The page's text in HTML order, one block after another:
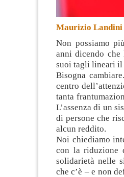
Maurizio Landini
Non possiamo
anni dicendo
suoi tagli lineari il
Bisogna
centro
tanta
L’assenza di un
di persone che
alcun reddito.
Noi chiediamo
con la riduzione
solidarietà nelle
che c’è – e non